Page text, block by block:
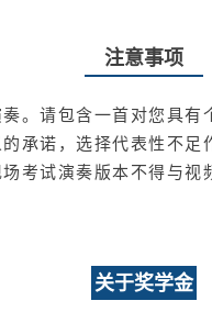
注意事项
。请包含一首对您具
承诺，选择代表性不
考试演奏版本不得与视
关于奖学金